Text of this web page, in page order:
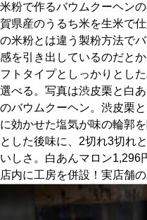
SERIES
カレーが好
京都おやつ
私と店のはな
今月の京み
米粉で作るバウムクーヘン
賀県産のうるち米を生米で
の米粉とは違う製粉方法で
感を引き出しているのだと
フトタイプとしっかりとし
選べる。写真は渋皮栗と白
のバウムクーヘン。渋皮栗
に効かせた塩気が味の輪郭
とした後味に、2切れ3切れ
いしさ。白あんマロン1,296
店内に工房を併設！実店舗